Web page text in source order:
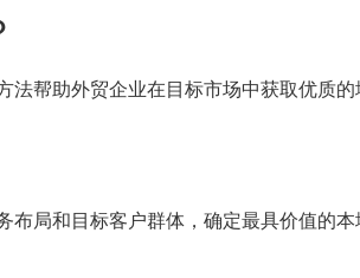
帮助外贸企业在目标市场中获取优质
局和目标客户群体，确定最具价值的